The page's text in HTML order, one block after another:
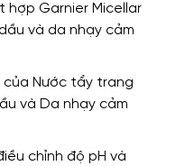
hợp Garnier Micellar
và da nhạy cảm
của Nước tẩy trang
và Da nhạy cảm
chỉnh độ pH và